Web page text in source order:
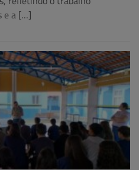
e a […]